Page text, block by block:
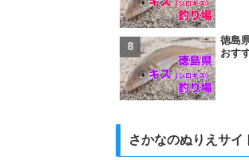
徳島
おす
さかなのぬりえサイ